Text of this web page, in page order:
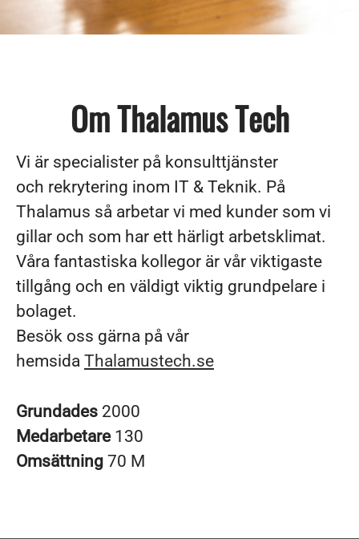
Om Thalamus Tech
Vi är specialister på konsulttjänster
och rekrytering inom IT & Teknik. På
Thalamus så arbetar vi med kunder som vi
gillar och som har ett härligt arbetsklimat.
Våra fantastiska kollegor är vår viktigaste
tillgång och en väldigt viktig grundpelare i
bolaget.
Besök oss gärna på vår
hemsida Thalamustech.se
Grundades 2000
Medarbetare 130
Omsättning 70 M